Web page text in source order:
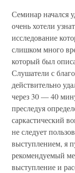
Семинар начался
очень хотели
исследование
слишком много
который был
Слушатели с
действительно
через 30 — 40
преследуя
саркастический
не следует
выступлением, я
рекомендуемый
выступление и